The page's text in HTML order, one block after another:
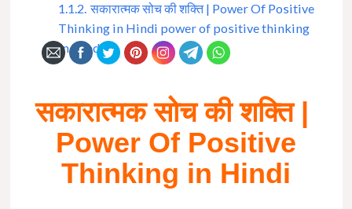
1.1.2. सकारात्मक सोच की शक्ति | Power Of Positive
Thinking in Hindi power of positive thinking
in Hindi
सकारात्मक सोच की शक्ति |
Power Of Positive
Thinking in Hindi